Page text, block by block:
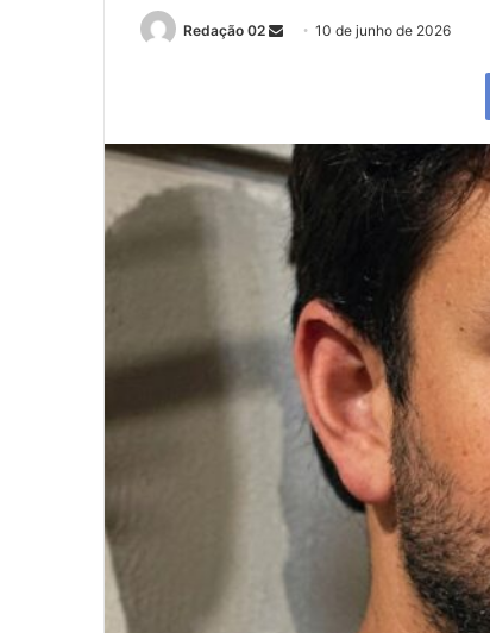
Redação 02
Send10 de junho de 2026